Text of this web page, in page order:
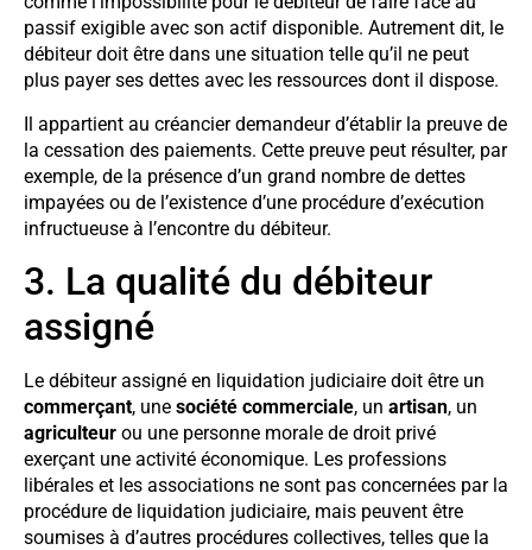
passif exigible avec son actif disponible. Autrement dit, le
débiteur doit être dans une situation telle qu’il ne peut
plus payer ses dettes avec les ressources dont il dispose.
Il appartient au créancier demandeur d’établir la preuve de
la cessation des paiements. Cette preuve peut résulter, par
exemple, de la présence d’un grand nombre de dettes
impayées ou de l’existence d’une procédure d’exécution
infructueuse à l’encontre du débiteur.
3. La qualité du débiteur
assigné
Le débiteur assigné en liquidation judiciaire doit être un
commerçant, une société commerciale, un artisan, un
agriculteur ou une personne morale de droit privé
exerçant une activité économique. Les professions
libérales et les associations ne sont pas concernées par la
procédure de liquidation judiciaire, mais peuvent être
soumises à d’autres procédures collectives, telles que la